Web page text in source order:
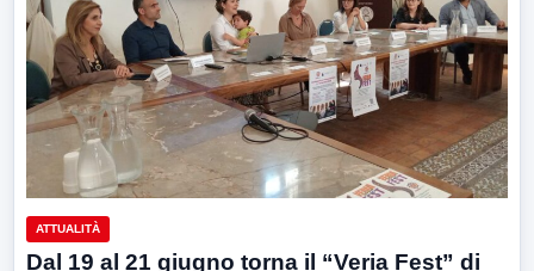
ATTUALITÀ
Dal 19 al 21 giugno torna il “Veria Fest” di